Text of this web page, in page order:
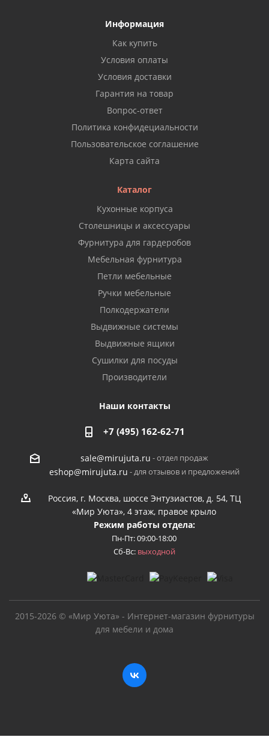
Информация
Как купить
Условия оплаты
Условия доставки
Гарантия на товар
Вопрос-ответ
Политика конфидециальности
Пользовательское соглашение
Карта сайта
Каталог
Кухонные корпуса
Столешницы и аксессуары
Фурнитура для гардеробов
Мебельная фурнитура
Петли мебельные
Ручки мебельные
Полкодержатели
Выдвижные системы
Выдвижные ящики
Сушилки для посуды
Производители
Наши контакты
+7 (495) 162-62-71
sale@mirujuta.ru - отдел продаж
eshop@mirujuta.ru - для отзывов и предложений
Россия, г. Москва, шоссе Энтузиастов, д. 54, ТЦ
«Мир Уюта», 4 этаж, правое крыло
Режим работы отдела:
Пн-Пт: 09:00-18:00
Сб-Вс: выходной
2015-2026 © «Мир Уюта» - Интернет-магазин фурнитуры
для мебели и дома